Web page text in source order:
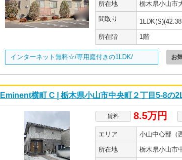
所在地 栃木県小山市
間取り
所在階 1階
インターネット無料☆/専用庭付きの1LDK/ お
Eminent横町 C | 栃木県小山市中央町２丁目5-8の
賃料 8.5万円
エリア 小山中心部（
所在地 栃木県小山市